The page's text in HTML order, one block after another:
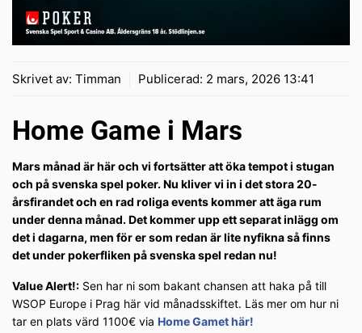
Skrivet av: Timman Publicerad: 2 mars, 2026 13:41
Home Game i Mars
Mars månad är här och vi fortsätter att öka tempot i stugan
och på svenska spel poker. Nu kliver vi in i det stora 20-
årsfirandet och en rad roliga events kommer att äga rum
under denna månad. Det kommer upp ett separat inlägg om
det i dagarna, men för er som redan är lite nyfikna så finns
det under pokerfliken på svenska spel redan nu!
Value Alert!: Sen har ni som bakant chansen att haka på till
WSOP Europe i Prag här vid månadsskiftet. Läs mer om hur ni
tar en plats värd 1100€ via Home Gamet här!